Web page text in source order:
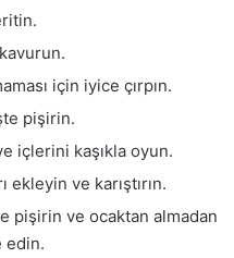
için iyice çırpın.
pişirin.
içlerini kaşıkla oyun.
ekleyin ve karıştırın.
pişirin ve ocaktan almadan
edin.